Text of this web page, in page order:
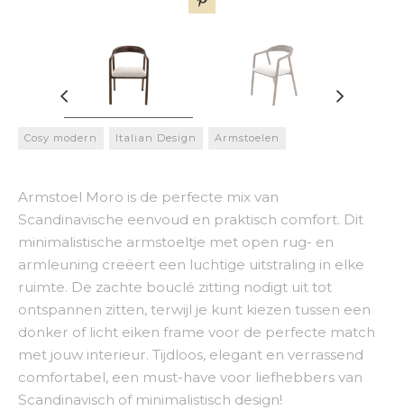
Cosy modern Italian Design Armstoelen
Armstoel Moro is de perfecte mix van
Scandinavische eenvoud en praktisch comfort. Dit
minimalistische armstoeltje met open rug- en
armleuning creëert een luchtige uitstraling in elke
ruimte. De zachte bouclé zitting nodigt uit tot
ontspannen zitten, terwijl je kunt kiezen tussen een
donker of licht eiken frame voor de perfecte match
met jouw interieur. Tijdloos, elegant en verrassend
comfortabel, een must-have voor liefhebbers van
Scandinavisch of minimalistisch design!